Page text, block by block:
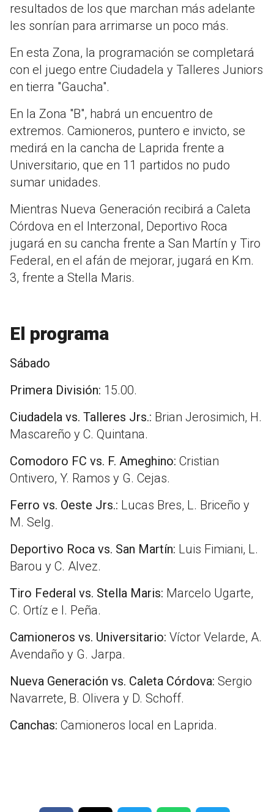
resultados de los que marchan más adelante
les sonrían para arrimarse un poco más.
En esta Zona, la programación se completará
con el juego entre Ciudadela y Talleres Juniors
en tierra "Gaucha".
En la Zona "B", habrá un encuentro de
extremos. Camioneros, puntero e invicto, se
medirá en la cancha de Laprida frente a
Universitario, que en 11 partidos no pudo
sumar unidades.
Mientras Nueva Generación recibirá a Caleta
Córdova en el Interzonal, Deportivo Roca
jugará en su cancha frente a San Martín y Tiro
Federal, en el afán de mejorar, jugará en Km.
3, frente a Stella Maris.
El programa
Sábado
Primera División: 15.00.
Ciudadela vs. Talleres Jrs.: Brian Jerosimich, H.
Mascareño y C. Quintana.
Comodoro FC vs. F. Ameghino: Cristian
Ontivero, Y. Ramos y G. Cejas.
Ferro vs. Oeste Jrs.: Lucas Bres, L. Briceño y
M. Selg.
Deportivo Roca vs. San Martín: Luis Fimiani, L.
Barou y C. Alvez.
Tiro Federal vs. Stella Maris: Marcelo Ugarte,
C. Ortíz e I. Peña.
Camioneros vs. Universitario: Víctor Velarde, A.
Avendaño y G. Jarpa.
Nueva Generación vs. Caleta Córdova: Sergio
Navarrete, B. Olivera y D. Schoff.
Canchas: Camioneros local en Laprida.